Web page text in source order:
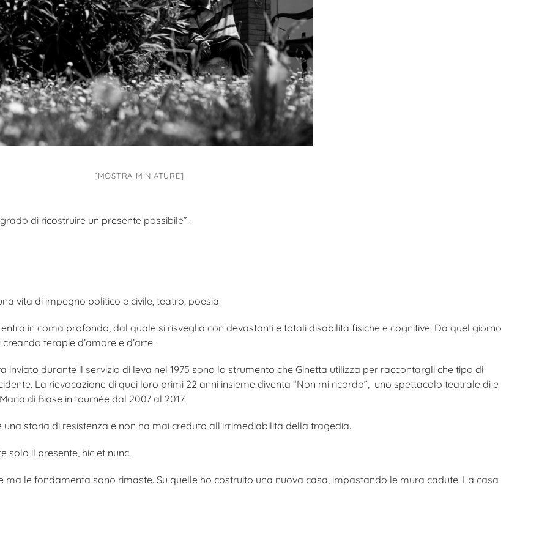
[MOSTRA MINIATURE]
di ricostruire un presente possibile”.
vita di impegno politico e civile, teatro, poesia.
in coma profondo, dal quale si risveglia con devastanti e totali disabilità fisiche e cognitive. Da quel giorno
terapie d’amore e d’arte.
inviato durante il servizio di leva nel 1975 sono lo strumento che Ginetta utilizza per raccontargli che tipo di
La rievocazione di quei loro primi 22 anni insieme diventa “Non mi ricordo”, uno spettacolo teatrale di e
di Biase in tournée dal 2007 al 2017.
storia di resistenza e non ha mai creduto all’irrimediabilità della tragedia.
solo il presente, hic et nunc.
le fondamenta sono rimaste. Su quelle ho costruito una nuova casa, impastando le mura cadute. La casa